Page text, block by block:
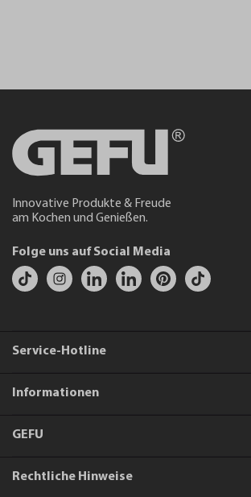
Innovative Produkte & Freude
am Kochen und Genießen.
Folge uns auf Social Media
Service-Hotline
Informationen
GEFU
Rechtliche Hinweise